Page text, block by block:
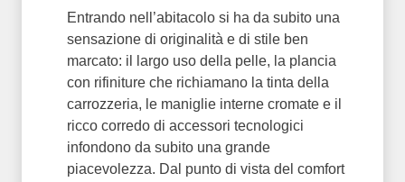
Entrando nell’abitacolo si ha da subito una
sensazione di originalità e di stile ben
marcato: il largo uso della pelle, la plancia
con rifiniture che richiamano la tinta della
carrozzeria, le maniglie interne cromate e il
ricco corredo di accessori tecnologici
infondono da subito una grande
piacevolezza. Dal punto di vista del comfort